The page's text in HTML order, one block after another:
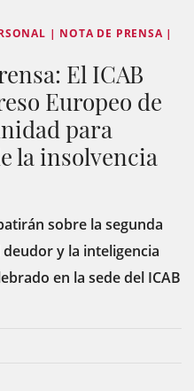
| NOTA DE PRENSA |
El ICAB
Europeo de
para
la insolvencia
sobre la segunda
y la inteligencia
en la sede del ICAB